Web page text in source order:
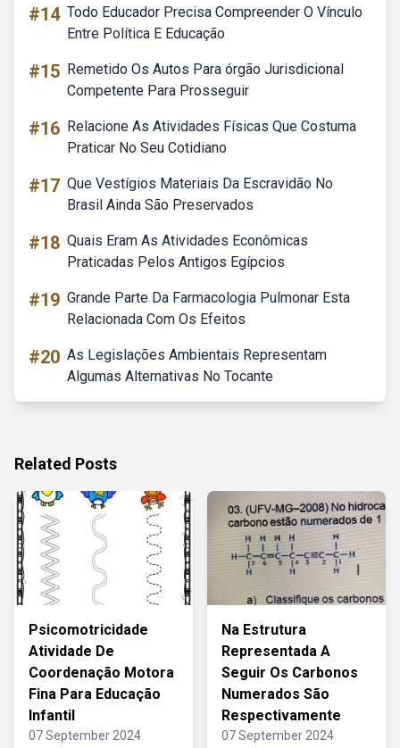
#14 Todo Educador Precisa Compreender O Vínculo
Entre Política E Educação
#15 Remetido Os Autos Para órgão Jurisdicional
Competente Para Prosseguir
#16 Relacione As Atividades Físicas Que Costuma
Praticar No Seu Cotidiano
#17 Que Vestígios Materiais Da Escravidão No
Brasil Ainda São Preservados
#18 Quais Eram As Atividades Econômicas
Praticadas Pelos Antigos Egípcios
#19 Grande Parte Da Farmacologia Pulmonar Esta
Relacionada Com Os Efeitos
#20 As Legislações Ambientais Representam
Algumas Alternativas No Tocante
Related Posts
Psicomotricidade
Atividade De
Coordenação Motora
Fina Para Educação
Infantil
07 September 2024
Na Estrutura
Representada A
Seguir Os Carbonos
Numerados São
Respectivamente
07 September 2024